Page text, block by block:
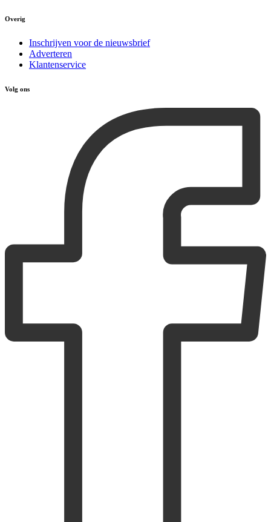
Overig
Inschrijven voor de nieuwsbrief
Adverteren
Klantenservice
Volg ons